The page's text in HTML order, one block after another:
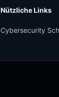
Nützliche Links
Cybersecurity